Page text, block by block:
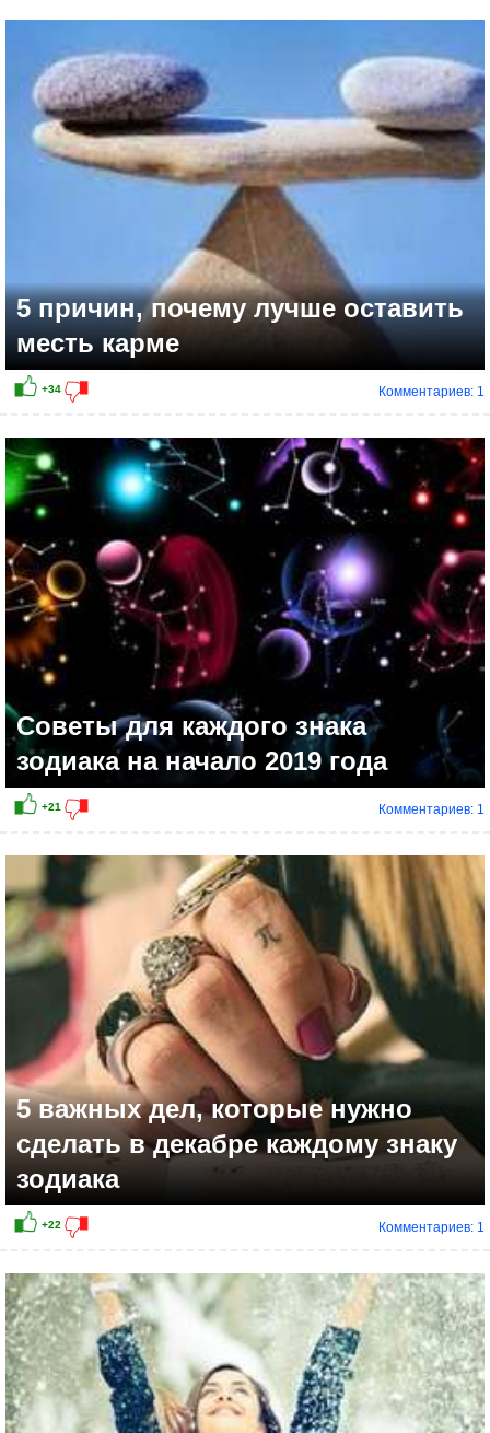
+13
+10
5 причин, почему лучше оставить
месть карме
Комментариев: 1
Советы для каждого знака
зодиака на начало 2019 года
Комментариев: 1
5 важных дел, которые нужно
сделать в декабре каждому знаку
зодиака
Комментариев: 1